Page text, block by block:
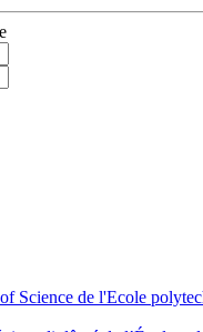
Science de l'Ecole